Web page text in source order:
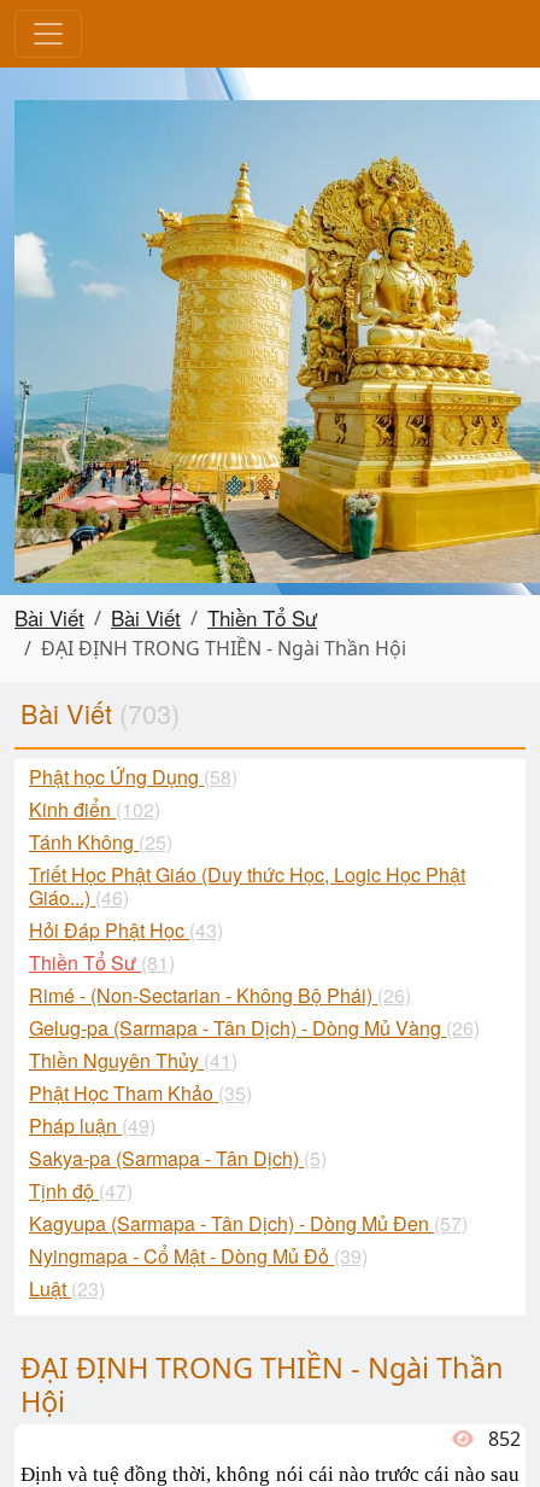
Bài Viết Bài Viết Thiền Tổ Sư
ĐẠI ĐỊNH TRONG THIỀN - Ngài Thần Hội
Bài Viết (703)
Phật học Ứng Dụng (58)
Kinh điển (102)
Tánh Không (25)
Triết Học Phật Giáo (Duy thức Học, Logic Học Phật
Giáo...) (46)
Hỏi Đáp Phật Học (43)
Thiền Tổ Sư (81)
Rimé - (Non-Sectarian - Không Bộ Phái) (26)
Gelug-pa (Sarmapa - Tân Dịch) - Dòng Mủ Vàng (26)
Thiền Nguyên Thủy (41)
Phật Học Tham Khảo (35)
Pháp luận (49)
Sakya-pa (Sarmapa - Tân Dịch) (5)
Tịnh độ (47)
Kagyupa (Sarmapa - Tân Dịch) - Dòng Mủ Đen (57)
Nyingmapa - Cổ Mật - Dòng Mủ Đỏ (39)
Luật (23)
ĐẠI ĐỊNH TRONG THIỀN - Ngài Thần
Hội
852
Định và tuệ đồng thời, không nói cái nào trước cái nào sau